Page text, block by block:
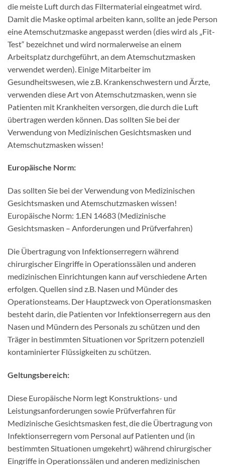
die meiste Luft durch das Filtermaterial eingeatmet wird.
Damit die Maske optimal arbeiten kann, sollte an jede Person
eine Atemschutzmaske angepasst werden (dies wird als „Fit-
Test“ bezeichnet und wird normalerweise an einem
Arbeitsplatz durchgeführt, an dem Atemschutzmasken
verwendet werden). Einige Mitarbeiter im
Gesundheitswesen, wie z.B. Krankenschwestern und Ärzte,
verwenden diese Art von Atemschutzmasken, wenn sie
Patienten mit Krankheiten versorgen, die durch die Luft
übertragen werden können. Das sollten Sie bei der
Verwendung von Medizinischen Gesichtsmasken und
Atemschutzmasken wissen!
Europäische Norm:
Das sollten Sie bei der Verwendung von Medizinischen
Gesichtsmasken und Atemschutzmasken wissen!
Europäische Norm: 1.EN 14683 (Medizinische
Gesichtsmasken – Anforderungen und Prüfverfahren)
Die Übertragung von Infektionserregern während
chirurgischer Eingriffe in Operationssälen und anderen
medizinischen Einrichtungen kann auf verschiedene Arten
erfolgen. Quellen sind z.B. Nasen und Münder des
Operationsteams. Der Hauptzweck von Operationsmasken
besteht darin, die Patienten vor Infektionserregern aus den
Nasen und Mündern des Personals zu schützen und den
Träger in bestimmten Situationen vor Spritzern potenziell
kontaminierter Flüssigkeiten zu schützen.
Geltungsbereich:
Diese Europäische Norm legt Konstruktions- und
Leistungsanforderungen sowie Prüfverfahren für
Medizinische Gesichtsmasken fest, die die Übertragung von
Infektionserregern vom Personal auf Patienten und (in
bestimmten Situationen umgekehrt) während chirurgischer
Eingriffe in Operationssälen und anderen medizinischen